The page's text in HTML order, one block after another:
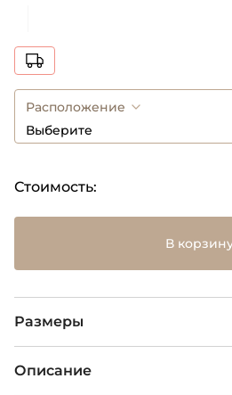
Расположение
Выберите
Стоимость:
В
Размеры
Описание